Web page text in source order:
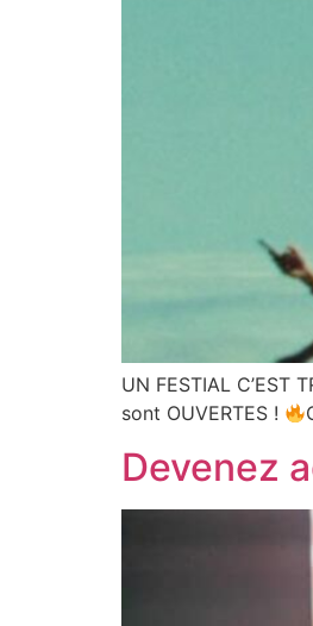
UN FESTIAL
sont OUVERTES !
Devenez